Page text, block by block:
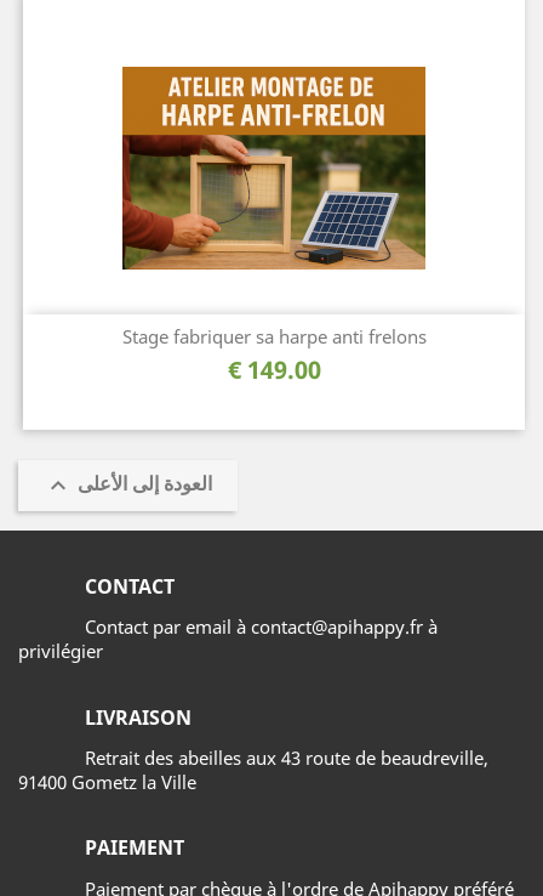
Stage fabriquer sa harpe anti frelons
السعر
149.00 €
العودة إلى الأعلى 
CONTACT
Contact par email à contact@apihappy.fr à
privilégier
LIVRAISON
Retrait des abeilles aux 43 route de beaudreville,
91400 Gometz la Ville
PAIEMENT
Paiement par chèque à l'ordre de Apihappy préféré